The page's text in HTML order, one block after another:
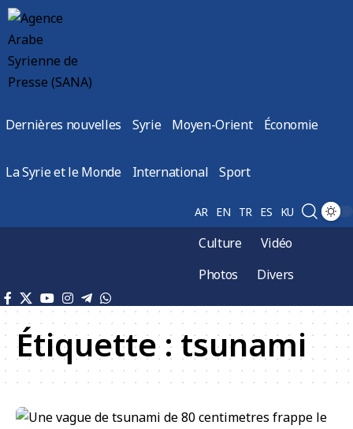
Dernières nouvelles Syrie Moyen-Orient Économie
La Syrie et le Monde International Sport
AR EN TR ES KU
Culture
Vidéo
Photos
Divers
Étiquette : tsunami